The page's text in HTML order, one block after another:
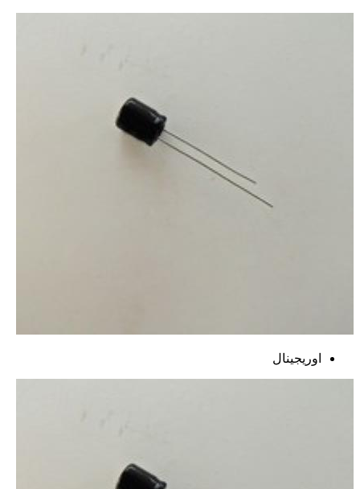
اوریجینال